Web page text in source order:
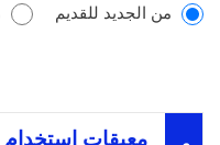
من الجديد للقديم